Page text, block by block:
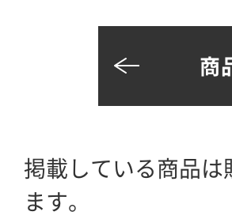
商
掲載している商品
ます。